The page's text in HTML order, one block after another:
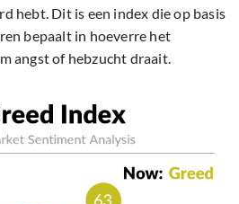
hebt. Dit is een index die op basis
bepaalt in hoeverre het
angst of hebzucht draait.